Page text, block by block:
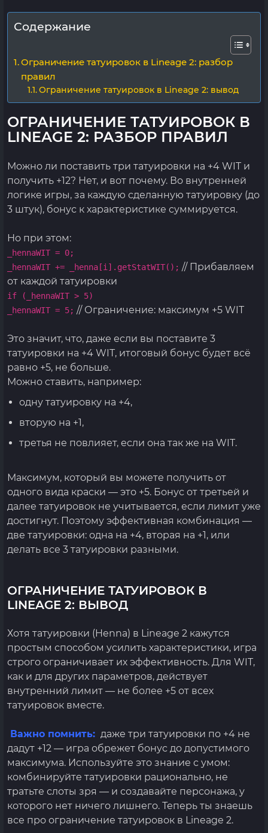
Содержание
Ограничение татуировок в Lineage 2: разбор
правил
Ограничение татуировок в Lineage 2: вывод
ОГРАНИЧЕНИЕ ТАТУИРОВОК В
LINEAGE 2: РАЗБОР ПРАВИЛ
Можно ли поставить три татуировки на +4 WIT и
получить +12? Нет, и вот почему. Во внутренней
логике игры, за каждую сделанную татуировку (до
3 штук), бонус к характеристике суммируется.
Но при этом:
_hennaWIT = 0;
_hennaWIT += _henna[i].getStatWIT(); // Прибавляем
от каждой татуировки
if (_hennaWIT > 5)
_hennaWIT = 5; // Ограничение: максимум +5 WIT
Это значит, что, даже если вы поставите 3
татуировки на +4 WIT, итоговый бонус будет всё
равно +5, не больше.
Можно ставить, например:
одну татуировку на +4,
вторую на +1,
третья не повлияет, если она так же на WIT.
Максимум, который вы можете получить от
одного вида краски — это +5. Бонус от третьей и
далее татуировок не учитывается, если лимит уже
достигнут. Поэтому эффективная комбинация —
две татуировки: одна на +4, вторая на +1, или
делать все 3 татуировки разными.
ОГРАНИЧЕНИЕ ТАТУИРОВОК В
LINEAGE 2: ВЫВОД
Хотя татуировки (Henna) в Lineage 2 кажутся
простым способом усилить характеристики, игра
строго ограничивает их эффективность. Для WIT,
как и для других параметров, действует
внутренний лимит — не более +5 от всех
татуировок вместе.
Важно помнить: даже три татуировки по +4 не
дадут +12 — игра обрежет бонус до допустимого
максимума. Используйте это знание с умом:
комбинируйте татуировки рационально, не
тратьте слоты зря — и создавайте персонажа, у
которого нет ничего лишнего. Теперь ты знаешь
все про ограничение татуировок в Lineage 2.